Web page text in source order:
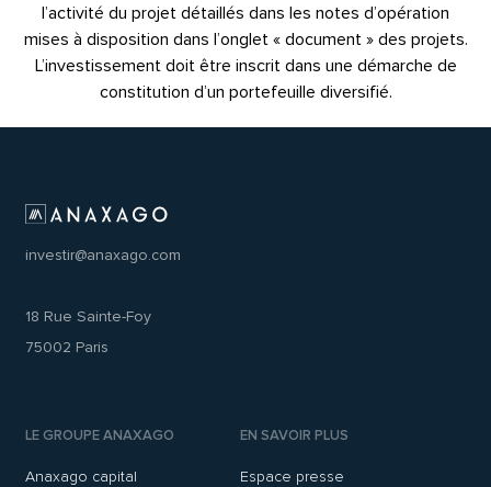
l’activité du projet détaillés dans les notes d’opération
mises à disposition dans l’onglet « document » des projets.
L’investissement doit être inscrit dans une démarche de
constitution d’un portefeuille diversifié.
investir@anaxago.com
18 Rue Sainte-Foy
75002 Paris
LE GROUPE ANAXAGO
Anaxago capital
EN SAVOIR PLUS
Espace presse